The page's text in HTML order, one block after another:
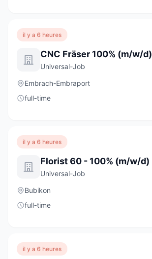
il y a 6 heures
CNC Fräser 100% (m/w/d)
Universal-Job
Embrach-Embraport
full-time
il y a 6 heures
Florist 60 - 100% (m/w/d)
Universal-Job
Bubikon
full-time
il y a 6 heures